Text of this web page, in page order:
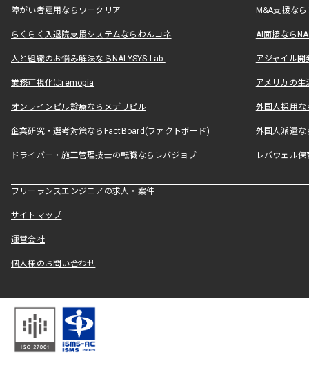
障がい者雇用ならワークリア M&A支援な
らくらく入退院支援システムならわんコネ AI面接なら
人と組織のお悩み解決ならNALYSYS Lab. アジャイル
業務可視化はremopia アメリカの
オンラインピル診療ならメデリピル 外国人採用
企業研究・選考対策ならFactBoard(ファクトボード) 外国人派遣な
ドライバー・施工管理技士の転職ならレバジョブ レバウェル
フリーランスエンジニアの求人・案件
サイトマップ
運営会社
個人様のお問い合わせ